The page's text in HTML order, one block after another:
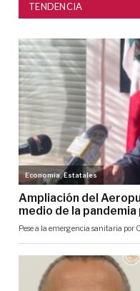
TENDENCIA